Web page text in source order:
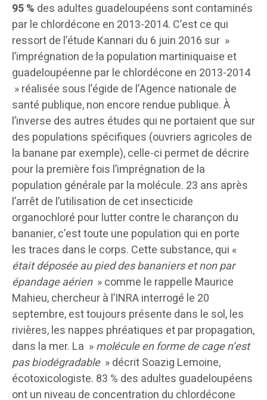
95 % des adultes guadeloupéens sont contaminés
par le chlordécone en 2013-2014. C’est ce qui
ressort de l’étude Kannari du 6 juin 2016 sur »
l’imprégnation de la population martiniquaise et
guadeloupéenne par le chlordécone en 2013-2014
» réalisée sous l’égide de l’Agence nationale de
santé publique, non encore rendue publique. À
l’inverse des autres études qui ne portaient que sur
des populations spécifiques (ouvriers agricoles de
la banane par exemple), celle-ci permet de décrire
pour la première fois l’imprégnation de la
population générale par la molécule. 23 ans après
l’arrêt de l’utilisation de cet insecticide
organochloré pour lutter contre le charançon du
bananier, c’est toute une population qui en porte
les traces dans le corps. Cette substance, qui «
était déposée au pied des bananiers et non par
épandage aérien» comme le rappelle Maurice
Mahieu, chercheur à l’INRA interrogé le 20
septembre, est toujours présente dans le sol, les
rivières, les nappes phréatiques et par propagation,
dans la mer. La »molécule en forme de cage n’est
pas biodégradable» décrit Soazig Lemoine,
écotoxicologiste. 83 % des adultes guadeloupéens
ont un niveau de concentration du chlordécone